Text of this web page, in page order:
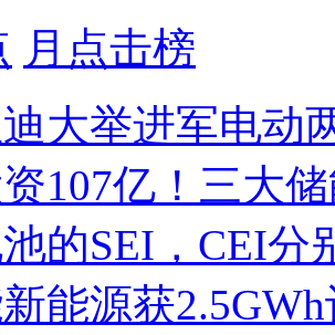
月点击榜
大举进军电动
107亿！三大
的SEI，CEI分
能源获